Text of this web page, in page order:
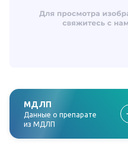
МДЛП
Данные о препарате
из МДЛП